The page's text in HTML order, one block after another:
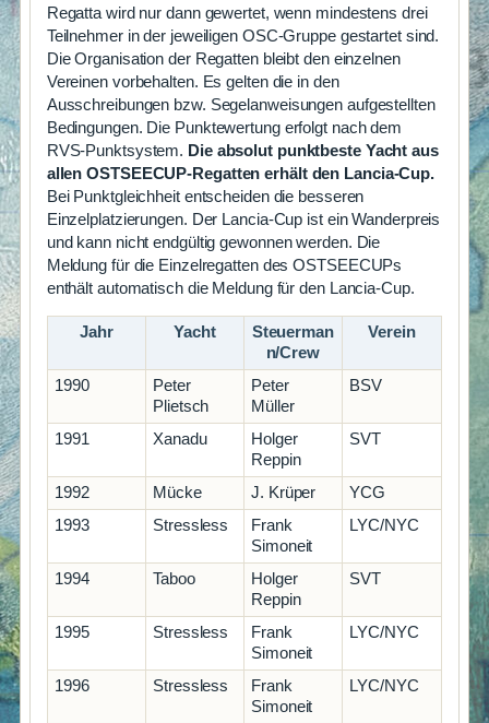
Regatta wird nur dann gewertet, wenn mindestens drei
Teilnehmer in der jeweiligen OSC-Gruppe gestartet sind.
Die Organisation der Regatten bleibt den einzelnen
Vereinen vorbehalten. Es gelten die in den
Ausschreibungen bzw. Segelanweisungen aufgestellten
Bedingungen. Die Punktewertung erfolgt nach dem
RVS-Punktsystem. Die absolut punktbeste Yacht aus
allen OSTSEECUP-Regatten erhält den Lancia-Cup.
Bei Punktgleichheit entscheiden die besseren
Einzelplatzierungen. Der Lancia-Cup ist ein Wanderpreis
und kann nicht endgültig gewonnen werden. Die
Meldung für die Einzelregatten des OSTSEECUPs
enthält automatisch die Meldung für den Lancia-Cup.
Jahr Yacht
Steuerman
n/Crew
Verein
1990
Peter
Plietsch
Peter
Müller
BSV
1991 Xanadu
Holger
Reppin
SVT
1992 Mücke J. Krüper
YCG
1993
Stressless
Frank
Simoneit
LYC/NYC
1994 Taboo
Holger
Reppin
SVT
1995 Stressless
Frank
Simoneit
LYC/NYC
1996 Stressless
Frank
Simoneit
LYC/NYC